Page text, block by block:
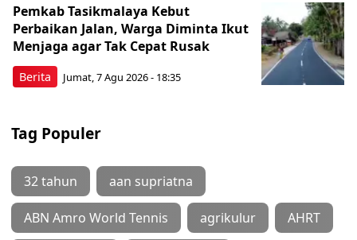
Berita
Pemkab Tasikmalaya Kebut
Perbaikan Jalan, Warga Diminta Ikut
Menjaga agar Tak Cepat Rusak
Jumat, 7 Agu 2026 - 18:35
Tag Populer
32 tahun aan supriatna
ABN Amro World Tennis agrikulur AHRT